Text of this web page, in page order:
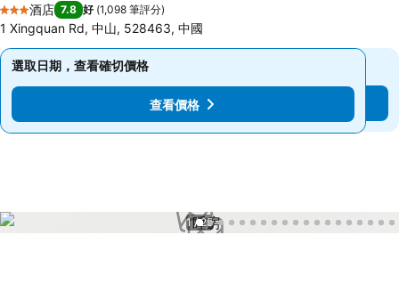
3 星級
酒店 7.8 好 (1,098 筆評分)
1 Xingquan Rd, 中山, 528463, 中國
選取日期，查看確切價格
查看價格
選取日期，查看確切價格
查看價格
1 / 25